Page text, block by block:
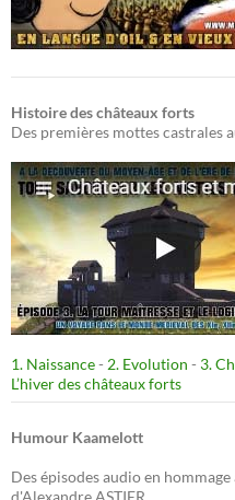
Histoire des châteaux forts
Des premières mottes castrales
1. Naissance- 2. Evolution - 3.
L’hiver des châteaux forts
Humour Kaamelott
Des épisodes audio en hommage